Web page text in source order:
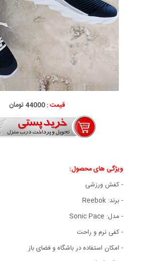
قیمت :44000 تومان
ویژگی های محصول:
- کفش ورزشی
- برند: Reebok
- مدل: Sonic Pace
- کفی نرم و راحت
- امکان استفاده در باشگاه و فضای باز